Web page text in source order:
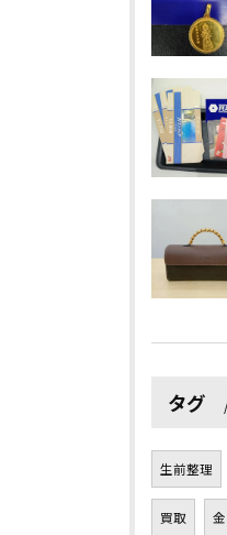
タグ
生前整理
買取 金